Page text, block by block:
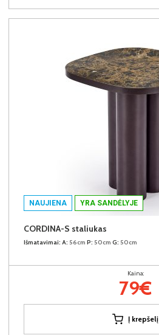
NAUJIENA YRA SANDĖLYJE
CORDINA-S staliukas
Išmatavimai: A: 56cm P: 50cm G: 50cm
Kaina:
79€
Į krepšelį